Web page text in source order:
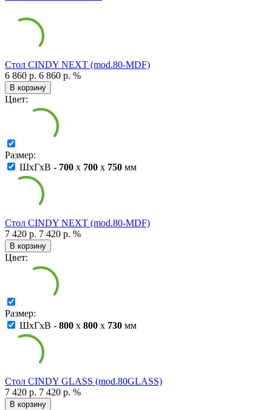
Стол CINDY NEXT (mod.80-MDF)
6 860 р. 6 860 р. %
В корзину
Цвет:
Размер:
ШxГxВ - 700 x 700 x 750 мм
Стол CINDY NEXT (mod.80-MDF)
7 420 р. 7 420 р. %
В корзину
Цвет:
Размер:
ШxГxВ - 800 x 800 x 730 мм
Стол CINDY GLASS (mod.80GLASS)
7 420 р. 7 420 р. %
В корзину